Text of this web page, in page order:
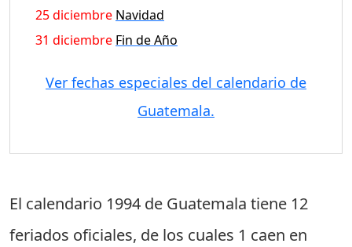
25 diciembre Navidad
31 diciembre Fin de Año
Ver fechas especiales del calendario de
Guatemala.
El calendario 1994 de Guatemala tiene 12
feriados oficiales, de los cuales 1 caen en